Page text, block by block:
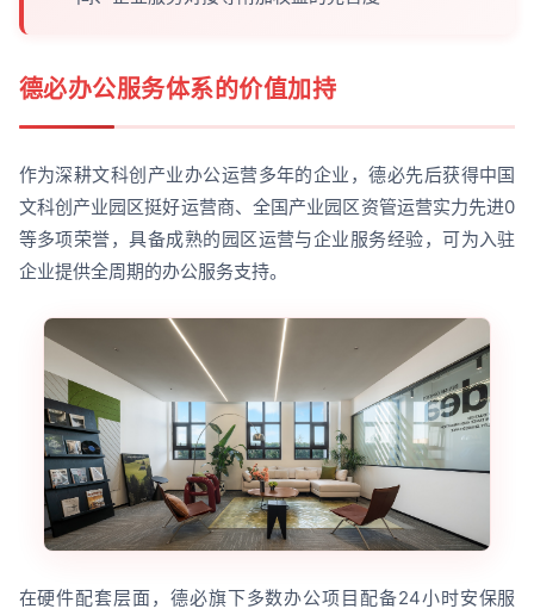
德必办公服务体系的价值加持
作为深耕文科创产业办公运营多年的企业，德必先后获得中国
文科创产业园区挺好运营商、全国产业园区资管运营实力先进0
等多项荣誉，具备成熟的园区运营与企业服务经验，可为入驻
企业提供全周期的办公服务支持。
在硬件配套层面，德必旗下多数办公项目配备24小时安保服